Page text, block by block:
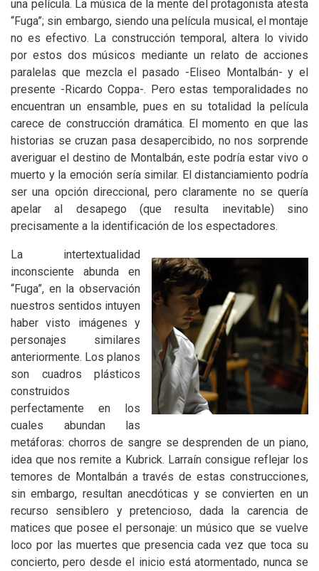
una película. La música de la mente del protagonista atesta
“Fuga”; sin embargo, siendo una película musical, el montaje
no es efectivo. La construcción temporal, altera lo vivido
por estos dos músicos mediante un relato de acciones
paralelas que mezcla el pasado -Eliseo Montalbán- y el
presente -Ricardo Coppa-. Pero estas temporalidades no
encuentran un ensamble, pues en su totalidad la película
carece de construcción dramática. El momento en que las
historias se cruzan pasa desapercibido, no nos sorprende
averiguar el destino de Montalbán, este podría estar vivo o
muerto y la emoción sería similar. El distanciamiento podría
ser una opción direccional, pero claramente no se quería
apelar al desapego (que resulta inevitable) sino
precisamente a la identificación de los espectadores.
La intertextualidad
inconsciente abunda en
“Fuga”, en la observación
nuestros sentidos intuyen
haber visto imágenes y
personajes similares
anteriormente. Los planos
son cuadros plásticos
construidos
perfectamente en los
cuales abundan las
metáforas: chorros de sangre se desprenden de un piano,
idea que nos remite a Kubrick. Larraín consigue reflejar los
temores de Montalbán a través de estas construcciones,
sin embargo, resultan anecdóticas y se convierten en un
recurso sensiblero y pretencioso, dada la carencia de
matices que posee el personaje: un músico que se vuelve
loco por las muertes que presencia cada vez que toca su
concierto, pero desde el inicio está atormentado, nunca se